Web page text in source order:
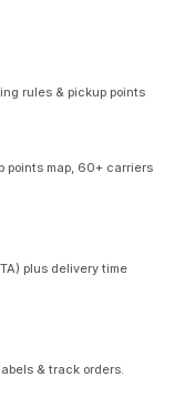
rules & pickup points
points map, 60+ carriers
plus delivery time
& track orders.